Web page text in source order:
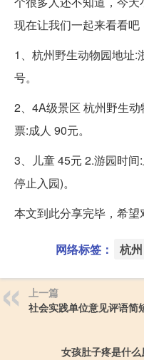
现在让我们一起来看看吧
1、杭州野生动物园地址:
号。
2、4A级景区 杭州野生
票:成人 90元。
3、儿童 45元 2.游园时
停止入园)。
本文到此分享完毕，希望
网络标签： 杭州
上一篇
社会实践单位意见评语简
女孩肚子疼是什么